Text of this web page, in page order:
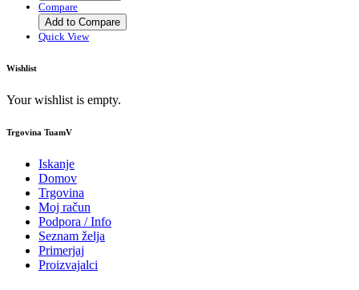
Compare
Add to Compare
Quick View
Wishlist
Your wishlist is empty.
Trgovina TuamV
Iskanje
Domov
Trgovina
Moj račun
Podpora / Info
Seznam želja
Primerjaj
Proizvajalci